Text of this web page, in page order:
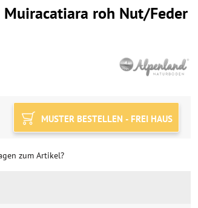
roh Nut/Feder
MUSTER BESTELLEN - FREI HAUS
zum Artikel?